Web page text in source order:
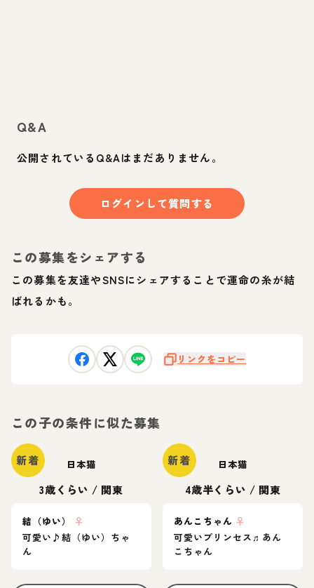
Q&A
公開されているQ&Aはまだありません。
ログインして質問する
この募集をシェアする
この募集を友達やSNSにシェアすることで運命の糸が結
ばれるかも。
リンクをコピー
この子の条件に似た募集
新着 日本猫
3歳くらい / 関東
結（ゆい）
♀
可愛い♪結（ゆい）ちゃ
ん
新着 日本猫
4歳半くらい / 関東
あんこちゃん ♀
可愛いプリンセス♬あん
こちゃん